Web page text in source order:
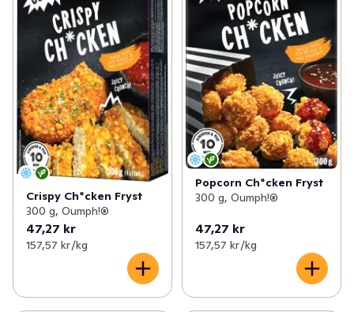
Crispy Ch*cken Fryst
300 g, Oumph!®
47,27 kr
157,57 kr /kg
Popcorn Ch*cken Fryst
300 g, Oumph!®
47,27 kr
157,57 kr /kg